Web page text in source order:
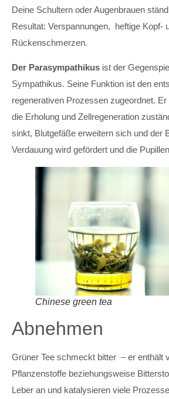
Deine Schultern oder Augenbrauen
Resultat: Verspannungen, heftige Kopf-
Rückenschmerzen.
Der Parasympathikus ist der
Sympathikus. Seine Funktion ist den
regenerativen Prozessen zugeordnet.
die Erholung und Zellregeneration
sinkt, Blutgefäße erweitern sich und der
Verdauung wird gefördert und die
Chinese green tea
Abnehmen
Grüner Tee schmeckt bitter – er enthält
Pflanzenstoffe beziehungsweise
Leber an und katalysieren viele